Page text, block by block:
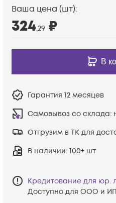
Ваша цена (шт):
324,29 ₽
В
Гарантия 12 месяцев
Самовывоз со склада:
Отгрузим в ТК для
В наличии: 100+ шт
Кредитование для юр.
Доступно для ООО и ИП